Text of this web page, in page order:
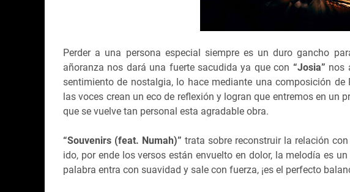
Perder a una persona especial siempre es un duro gancho
añoranza nos dará una fuerte sacudida ya que con “Josia” nos
sentimiento de nostalgia, lo hace mediante una composición de
las voces crean un eco de reflexión y logran que entremos en un
que se vuelve tan personal esta agradable obra.
“Souvenirs (feat. Numah)” trata sobre reconstruir la relación
ido, por ende los versos están envuelto en dolor, la melodía es
palabra entra con suavidad y sale con fuerza, ¡es el perfecto